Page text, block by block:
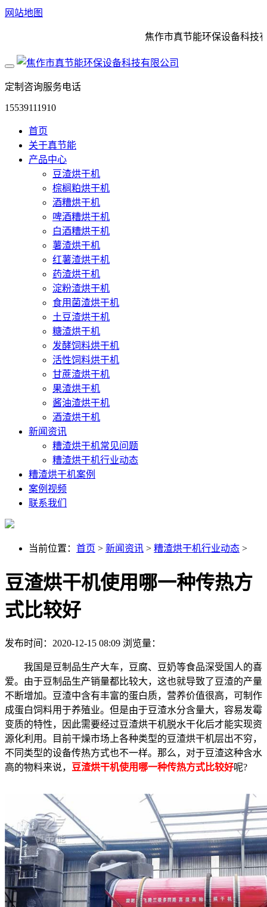
网站地图
焦作市真节能环保设备科技
定制咨询服务电话
15539111910
首页
关于真节能
产品中心
豆渣烘干机
棕榈粕烘干机
酒糟烘干机
啤酒糟烘干机
白酒糟烘干机
薯渣烘干机
红薯渣烘干机
药渣烘干机
淀粉渣烘干机
食用菌渣烘干机
土豆渣烘干机
糖渣烘干机
发酵饲料烘干机
活性饲料烘干机
甘蔗渣烘干机
果渣烘干机
酱油渣烘干机
酒渣烘干机
新闻资讯
糟渣烘干机常见问题
糟渣烘干机行业动态
糟渣烘干机案例
案例视频
联系我们
当前位置： 首页 > 新闻资讯 > 糟渣烘干机行业动态 >
豆渣烘干机使用哪一种传热方
式比较好
发布时间：2020-12-15 08:09 浏览量：
我国是豆制品生产大车，豆腐、豆奶等食品深受国人的喜
爱。由于豆制品生产销量都比较大，这也就导致了豆渣的产量
不断增加。豆渣中含有丰富的蛋白质，营养价值很高，可制作
成蛋白饲料用于养殖业。但是由于豆渣水分含量大，容易发霉
变质的特性，因此需要经过豆渣烘干机脱水干化后才能实现资
源化利用。目前干燥市场上各种类型的豆渣烘干机层出不穷，
不同类型的设备传热方式也不一样。那么，对于豆渣这种含水
高的物料来说，
豆渣烘干机使用哪一种传热方式比较好呢?